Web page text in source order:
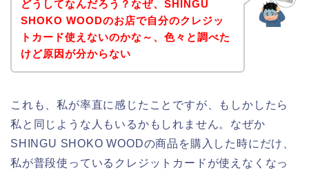
どうしてなんだろう？なぜ、SHINGU
SHOKO WOODのお店で自分のクレジッ
トカード使えないのかな～、色々と調べた
けど原因が分からない
これも、私が率直に感じたことですが、もしかしたら
私と同じような人もいるかもしれません。なぜか
SHINGU SHOKO WOODの商品を購入した時にだけ、
私が普段使っているクレジットカードが使えなくなっ